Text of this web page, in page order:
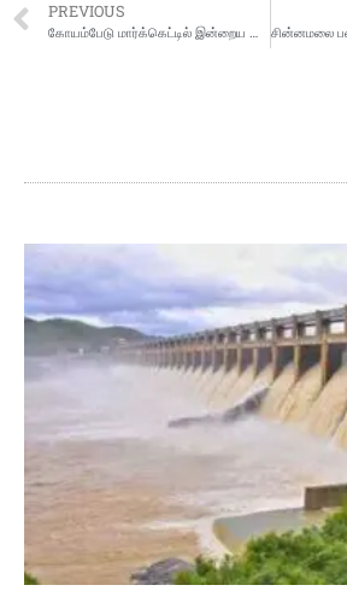
PREVIOUS
கோயம்பேடு மார்க்கெட்டில் இன்றைய காய்கறி விலை விவரம்